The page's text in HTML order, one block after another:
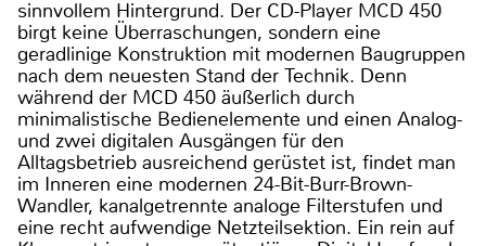
sinnvollem Hintergrund. Der CD-Player MCD 450
birgt keine Überraschungen, sondern eine
geradlinige Konstruktion mit modernen Baugruppen
nach dem neuesten Stand der Technik. Denn
während der MCD 450 äußerlich durch
minimalistische Bedienelemente und einen Analog-
und zwei digitalen Ausgängen für den
Alltagsbetrieb ausreichend gerüstet ist, findet man
im Inneren eine modernen 24-Bit-Burr-Brown-
Wandler, kanalgetrennte analoge Filterstufen und
eine recht aufwendige Netzteilsektion. Ein rein auf